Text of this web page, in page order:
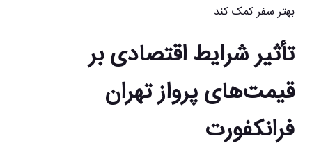
بهتر سفر کمک کند.
تأثیر شرایط اقتصادی بر
قیمت‌های پرواز تهران
فرانکفورت